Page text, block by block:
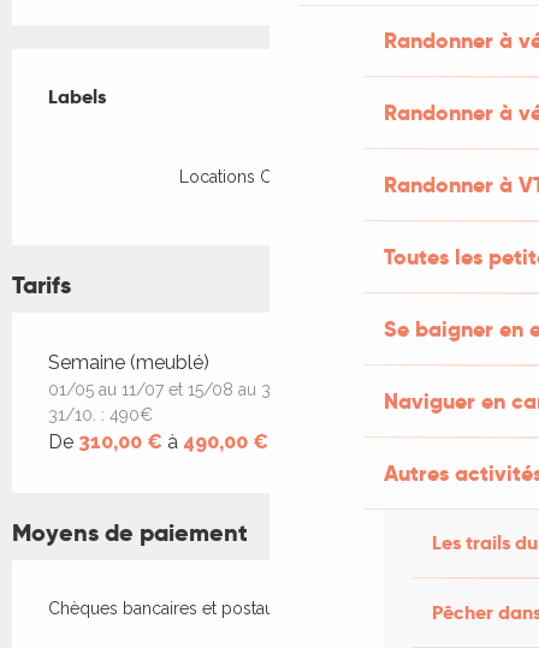
Randonner à
Randonner à
Randonner à
Toutes les
Se baigner en
Naviguer en
Autres
Les trails
Pêcher
Labels
Labels
Locations CléVacances
Tarifs
Tarifs 2026
Semaine (meublé)
01/05 au 11/07 et 15/08 au 31/10. : 310 € / 11/07 au
31/10. : 490€
De 310,00 € à 490,00 €
Moyens de paiement
Chèques bancaires et postaux